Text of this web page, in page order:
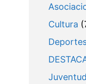
Cultura
Juventud